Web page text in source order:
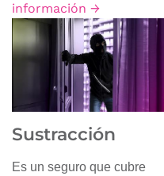
información →
Sustracción
Es un seguro que cubre